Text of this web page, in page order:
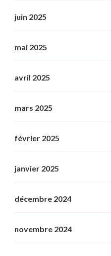
juin 2025
mai 2025
avril 2025
mars 2025
février 2025
janvier 2025
décembre 2024
novembre 2024